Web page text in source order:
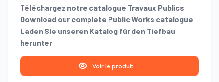
Téléchargez notre catalogue Travaux Publics
Download our complete Public Works catalogue
Laden Sie unseren Katalog für den Tiefbau
herunter
Voir le produit